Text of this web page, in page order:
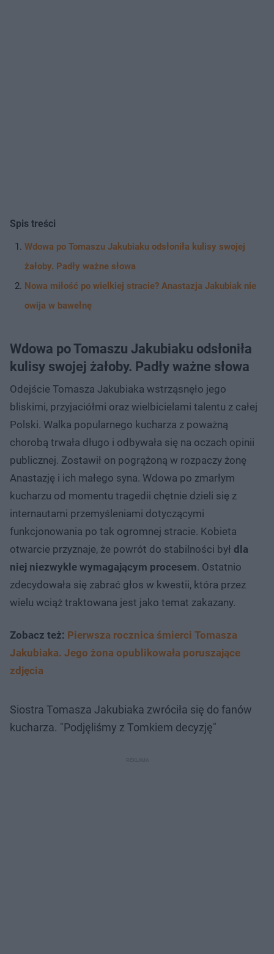
Spis treści
Wdowa po Tomaszu Jakubiaku odsłoniła kulisy swojej
żałoby. Padły ważne słowa
Nowa miłość po wielkiej stracie? Anastazja Jakubiak nie
owija w bawełnę
Wdowa po Tomaszu Jakubiaku odsłoniła
kulisy swojej żałoby. Padły ważne słowa
Odejście Tomasza Jakubiaka wstrząsnęło jego
bliskimi, przyjaciółmi oraz wielbicielami talentu z całej
Polski. Walka popularnego kucharza z poważną
chorobą trwała długo i odbywała się na oczach opinii
publicznej. Zostawił on pogrążoną w rozpaczy żonę
Anastazję i ich małego syna. Wdowa po zmarłym
kucharzu od momentu tragedii chętnie dzieli się z
internautami przemyśleniami dotyczącymi
funkcjonowania po tak ogromnej stracie. Kobieta
otwarcie przyznaje, że powrót do stabilności był dla
niej niezwykle wymagającym procesem. Ostatnio
zdecydowała się zabrać głos w kwestii, która przez
wielu wciąż traktowana jest jako temat zakazany.
Zobacz też: Pierwsza rocznica śmierci Tomasza
Jakubiaka. Jego żona opublikowała poruszające
zdjęcia
Siostra Tomasza Jakubiaka zwróciła się do fanów
kucharza. "Podjęliśmy z Tomkiem decyzję"